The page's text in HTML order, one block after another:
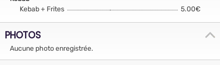
Kebab + Frites
5.00€
PHOTOS
Aucune photo enregistrée.